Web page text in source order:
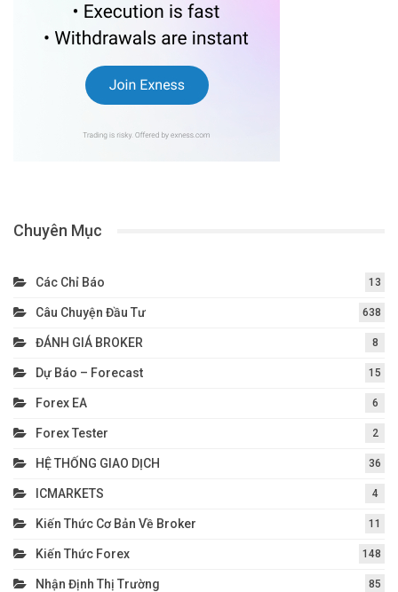
Chuyên Mục
Các Chỉ Báo 13
Câu Chuyện Đầu Tư 638
ĐÁNH GIÁ BROKER 8
Dự Báo – Forecast 15
Forex EA 6
Forex Tester 2
HỆ THỐNG GIAO DỊCH 36
ICMARKETS 4
Kiến Thức Cơ Bản Về Broker 11
Kiến Thức Forex 148
Nhận Định Thị Trường 85